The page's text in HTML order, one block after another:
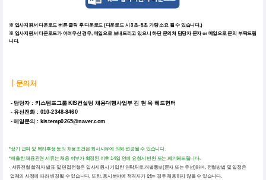
※ 입사지원서 다운로드 버튼 클릭 후 다운로드(다운로드 시 3초~5초 가량 소요 될 수 있습니다.)
※ 입사지원서 다운로드가 어려우신 경우, 메일으로 보내드리고 있으니하단 문의처 담당자 문자 or 메일으로 문의 부탁드립
니다.
문의처
- 담당자 : 키스템프그룹 KIS컨설팅 채용대행사업부 김 현 욱 헤드헌터
- 유선전화 : 010-2348-8460
- 메일문의 : kistemp0265@naver.com
*상기 급여 및 복리후생 등의 채용조건은 회사사유에 의해 변경될 수 있습니다.
*제출한 채용관련 서류는 채용 여부가 확정된 이후 14일 안에 요청시 반환 또는 폐기해드립니다.
· 서류전형 합격자 발표 및 면접전형은 입사지원시 기입한 연락처로 개별통보(문자 또는 유선)하며, 전형방법 및 일정은
업체의 사정에 따라 변경될 수 있습니다. 또한, 응시분야에 적격자가 없는 경우 채용하지 않을 수 있습니다.